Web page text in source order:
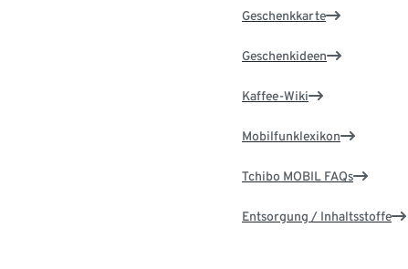
Geschenkkarte
Geschenkideen
Kaffee-Wiki
Mobilfunklexikon
Tchibo MOBIL FAQs
Entsorgung / Inhaltsstoffe